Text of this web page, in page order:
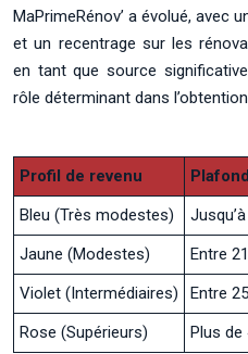
MaPrimeRénov’ a évolué, avec
et un recentrage sur les
en tant que source
rôle déterminant dans
Profil de revenu
Bleu (Très modestes)
Jaune (Modestes)
Entre
Violet (Intermédiaires)
Entre
Rose (Supérieurs)
Plus de